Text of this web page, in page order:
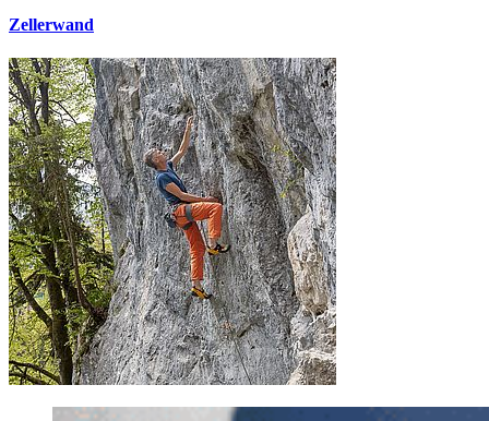
Zellerwand